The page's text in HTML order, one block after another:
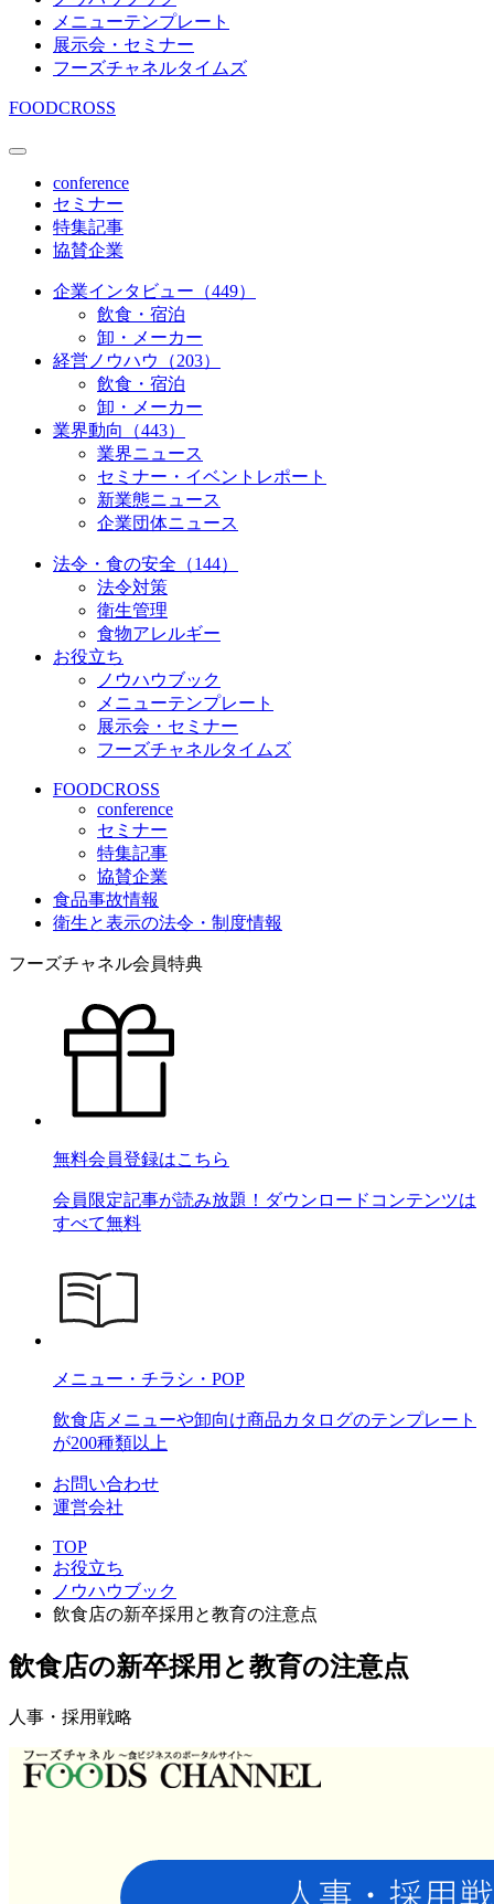
メニューテンプレート
展示会・セミナー
フーズチャネルタイムズ
FOODCROSS
conference
セミナー
特集記事
協賛企業
企業インタビュー（449）
飲食・宿泊
卸・メーカー
経営ノウハウ（203）
飲食・宿泊
卸・メーカー
業界動向（443）
業界ニュース
セミナー・イベントレポート
新業態ニュース
企業団体ニュース
法令・食の安全（144）
法令対策
衛生管理
食物アレルギー
お役立ち
ノウハウブック
メニューテンプレート
展示会・セミナー
フーズチャネルタイムズ
FOODCROSS
conference
セミナー
特集記事
協賛企業
食品事故情報
衛生と表示の法令・制度情報
フーズチャネル会員特典
無料会員登録はこちら
会員限定記事が読み放題！ダウンロードコンテンツは
すべて無料
メニュー・チラシ・POP
飲食店メニューや卸向け商品カタログのテンプレート
が200種類以上
お問い合わせ
運営会社
TOP
お役立ち
ノウハウブック
飲食店の新卒採用と教育の注意点
飲食店の新卒採用と教育の注意点
人事・採用戦略